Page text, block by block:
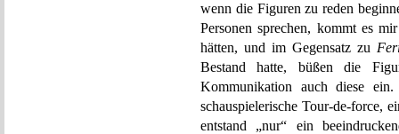
wenn die Figuren zu reden
Personen sprechen, kommt es
hätten, und im Gegensatz zu
Bestand hatte, büßen die
Kommunikation auch diese
schauspielerische Tour-de-force,
entstand „nur“ ein